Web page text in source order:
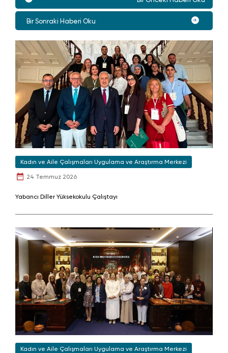
Bir Sonraki Haberi Oku
Kadın ve Aile Çalışmaları Uygulama ve Araştırma Merkezi
24 Temmuz 2026
Yabancı Diller Yüksekokulu Çalıştayı
Kadın ve Aile Çalışmaları Uygulama ve Araştırma Merkezi